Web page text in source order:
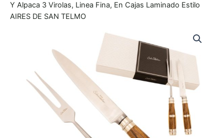
Y Alpaca 3 Virolas, Linea Fina, En Cajas Laminado Estilo
AIRES DE SAN TELMO